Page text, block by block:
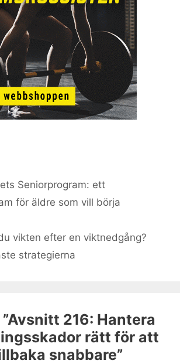
Seniorprogram: ett
för äldre som vill börja
vikten efter en viktnedgång?
strategierna
”Avsnitt 216: Hantera
rätt för att
snabbare”